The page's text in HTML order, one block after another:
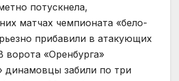
потускнела,
матчах чемпионата «бело-
прибавили в атакующих
ворота «Оренбурга»
динамовцы забили по три